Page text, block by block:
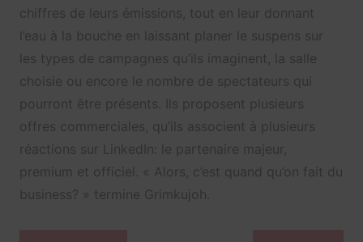
chiffres de leurs émissions, tout en leur donnant
l’eau à la bouche en laissant planer le suspens sur
les types de campagnes qu’ils imaginent, la salle
choisie ou encore le nombre de spectateurs qui
pourront être présents. Ils proposent plusieurs
offres commerciales, qu’ils associent à plusieurs
réactions sur LinkedIn: le partenaire majeur,
premium et officiel. « Alors, c’est quand qu’on fait du
business? » termine Grimkujoh.